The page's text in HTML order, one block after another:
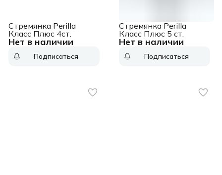
Нет в наличии
Стремянка Perilla
Класс Плюс 4ст.
Подписаться
Нет в наличии
Стремянка Perilla
Класс Плюс 5 ст.
Подписаться